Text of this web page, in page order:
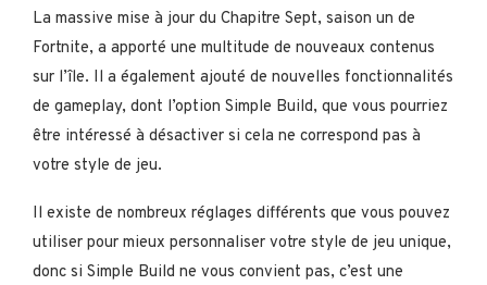
La massive mise à jour du Chapitre Sept, saison un de
Fortnite, a apporté une multitude de nouveaux contenus
sur l’île. Il a également ajouté de nouvelles fonctionnalités
de gameplay, dont l’option Simple Build, que vous pourriez
être intéressé à désactiver si cela ne correspond pas à
votre style de jeu.
Il existe de nombreux réglages différents que vous pouvez
utiliser pour mieux personnaliser votre style de jeu unique,
donc si Simple Build ne vous convient pas, c’est une